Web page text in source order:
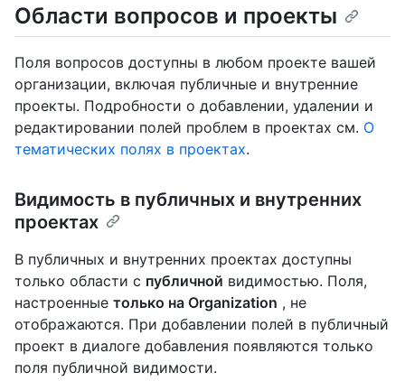
Области вопросов и проекты
Поля вопросов доступны в любом проекте вашей
организации, включая публичные и внутренние
проекты. Подробности о добавлении, удалении и
редактировании полей проблем в проектах см. О
тематических полях в проектах.
Видимость в публичных и внутренних
проектах
В публичных и внутренних проектах доступны
только области с публичной видимостью. Поля,
настроенные только на Organization , не
отображаются. При добавлении полей в публичный
проект в диалоге добавления появляются только
поля публичной видимости.